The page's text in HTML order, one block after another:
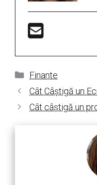
Categorii
Finante
Cât Câștigă un
Cât câștigă un